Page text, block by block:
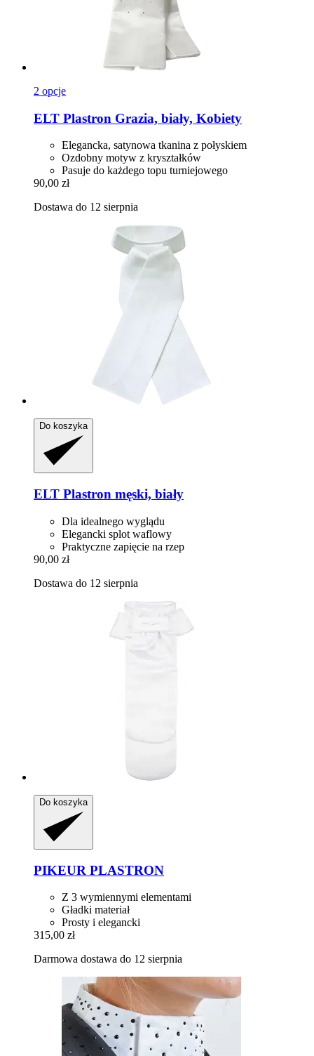
2 opcje
ELT Plastron Grazia, biały, Kobiety
Elegancka, satynowa tkanina z połyskiem
Ozdobny motyw z kryształków
Pasuje do każdego topu turniejowego
90,00 zł
Dostawa do 12 sierpnia
Do koszyka
ELT Plastron męski, biały
Dla idealnego wyglądu
Elegancki splot waflowy
Praktyczne zapięcie na rzep
90,00 zł
Dostawa do 12 sierpnia
Do koszyka
PIKEUR PLASTRON
Z 3 wymiennymi elementami
Gładki materiał
Prosty i elegancki
315,00 zł
Darmowa dostawa do 12 sierpnia